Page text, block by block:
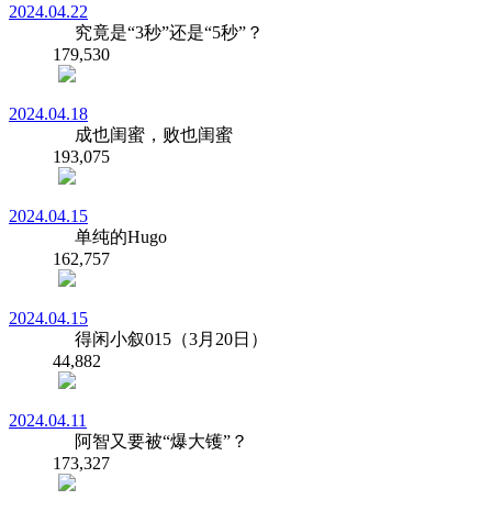
2024.04.22
究竟是“3秒”还是“5秒”？
179,530
2024.04.18
成也闺蜜，败也闺蜜
193,075
2024.04.15
单纯的Hugo
162,757
2024.04.15
得闲小叙015（3月20日）
44,882
2024.04.11
阿智又要被“爆大镬”？
173,327